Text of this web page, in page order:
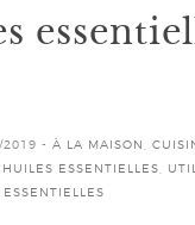
2019 - À LA MAISON
HUILES ESSENTIELLES